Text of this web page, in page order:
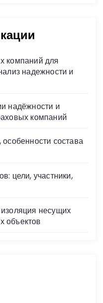
компаний для
надежности и
надёжности и
компаний
состава
цели, участники,
несущих
объектов